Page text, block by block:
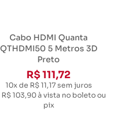
Cabo HDMI Quanta
QTHDMI50 5 Metros 3D
Preto
R$ 111,72
10x de R$ 11,17sem juros
R$ 103,90à vista no boleto ou
pix